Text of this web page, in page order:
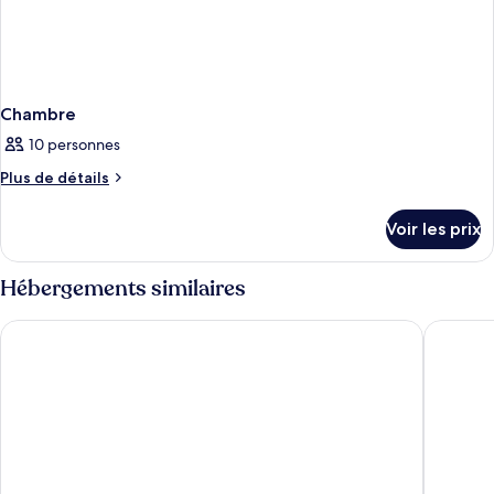
Chambre
10 personnes
Plus de détails
Plus
le
type
de
Chambre
Voir les prix
Hébergements similaires
Tivoli Marina Vilamoura Victoria